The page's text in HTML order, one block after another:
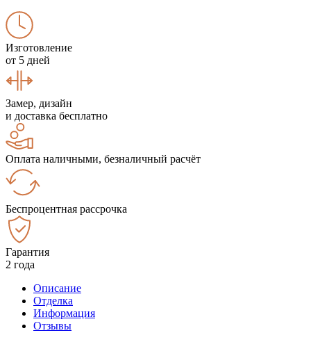
Изготовление
от 5 дней
Замер, дизайн
и доставка бесплатно
Оплата наличными, безналичный расчёт
Беспроцентная рассрочка
Гарантия
2 года
Описание
Отделка
Информация
Отзывы